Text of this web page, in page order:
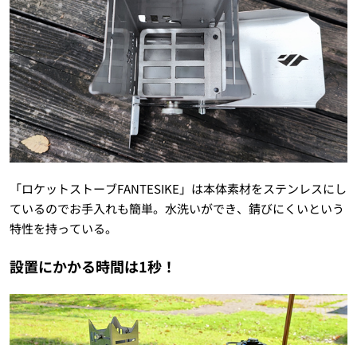
「ロケットストーブFANTESIKE 」は本体素材をステンレスにし
ているのでお手入れも簡単。水洗いができ、錆びにくいという
特性を持っている。
設置にかかる時間は1秒！